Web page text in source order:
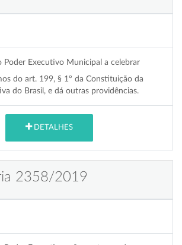
Poder Executivo Municipal a celebrar
do art. 199, § 1º da Constituição da
do Brasil, e dá outras providências.
DETALHES
2358/2019